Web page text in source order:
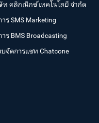
ท คลิกเน็กซ์ เทคโนโลยี จำกัด
ร SMS Marketing
าร BMS Broadcasting
บจัดการแชท Chatcone